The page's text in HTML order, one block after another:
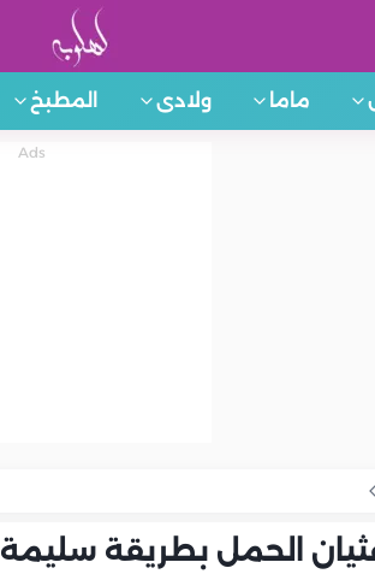
ماما ولادى المطبخ
الحمل بطريقة سليمة